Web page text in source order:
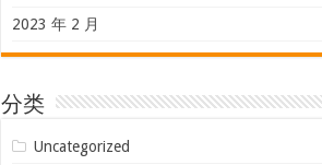
2023 年 2 月
分类
Uncategorized